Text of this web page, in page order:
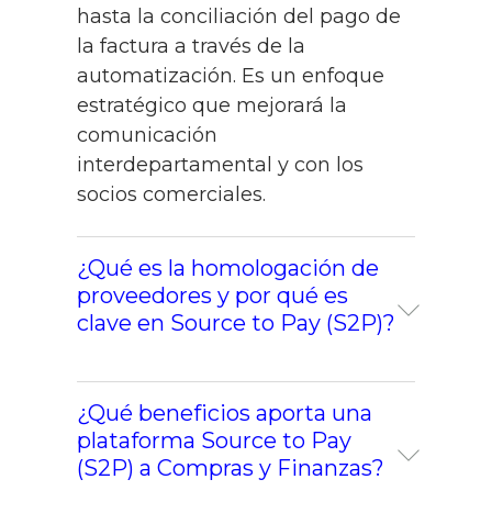
hasta la conciliación del pago de
la factura a través de la
automatización. Es un enfoque
estratégico que mejorará la
comunicación
interdepartamental y con los
socios comerciales.
¿Qué es la homologación de
proveedores y por qué es
clave en Source to Pay (S2P)?
es el proceso de evaluar, validar y
documentar que un proveedor
cumple los requisitos definidos
¿Qué beneficios aporta una
plataforma Source to Pay
(S2P) a Compras y Finanzas?